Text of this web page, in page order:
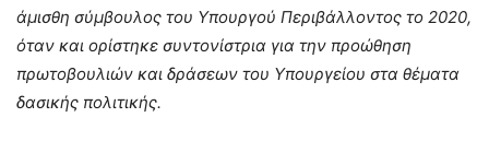
άμισθη σύμβουλος του Υπουργού Περιβάλλοντος το 2020,
όταν και ορίστηκε συντονίστρια για την προώθηση
πρωτοβουλιών και δράσεων του Υπουργείου στα θέματα
δασικής πολιτικής.